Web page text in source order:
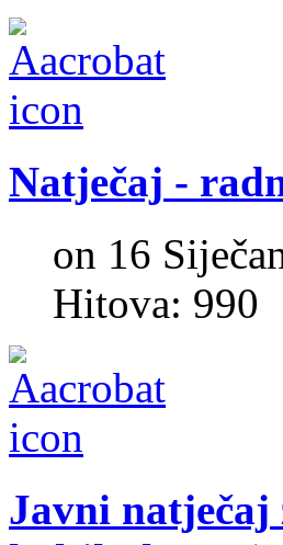
Natječaj -
on 16
Hitova: 990
Javni natječaj